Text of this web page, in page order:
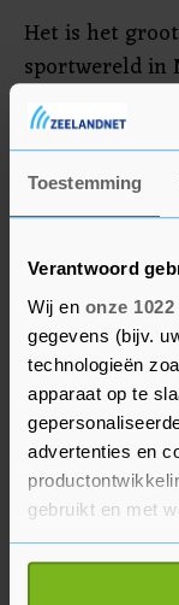
Toestemming
Verantwoord
Wij en onze
gegevens (bijv.
technologieën
apparaat op te
advertenties en
gebruikt en met
Als u het
Het is het
sportwereld in
het contract
dollar dat
bij de Los